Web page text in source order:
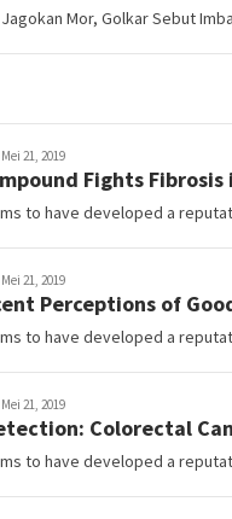
Mor, Golkar Sebut
Mei 21, 2019
Fights Fibrosis
to have developed a
Mei 21, 2019
Perceptions of
to have developed a
Mei 21, 2019
Colorectal
to have developed a